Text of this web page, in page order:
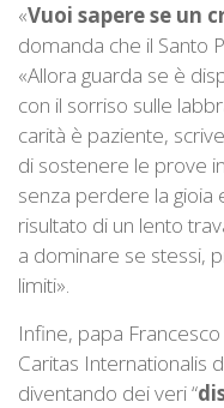
«Vuoi sapere se un
domanda che il Santo
«Allora guarda se è
con il sorriso sulle
carità è paziente,
di sostenere le prove
senza perdere la gioia
risultato di un lento
a dominare se stessi,
limiti».
Infine, papa
Caritas Internationalis
diventando dei veri “